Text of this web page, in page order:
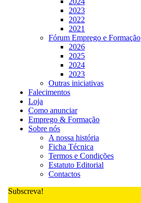
2023
2022
2021
Fórum Emprego e Formação
2026
2025
2024
2023
Outras iniciativas
Falecimentos
Loja
Como anunciar
Emprego & Formação
Sobre nós
A nossa história
Ficha Técnica
Termos e Condições
Estatuto Editorial
Contactos
Subscreva!